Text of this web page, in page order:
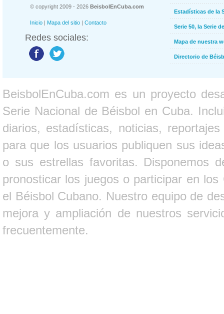
© copyright 2009 - 2026 BeisbolEnCuba.com
Inicio | Mapa del sitio | Contacto
Redes sociales:
Estadísticas de la
Serie 50, la Serie
Mapa de nuestra
Directorio de
BeisbolEnCuba.com es un proyecto
Serie Nacional de Béisbol en Cuba.
diarios, estadísticas, noticias,
para que los usuarios publiquen sus
o sus estrellas favoritas. Disponemos
pronosticar los juegos o participar en
el Béisbol Cubano. Nuestro equipo de
mejora y ampliación de nuestros
frecuentemente.